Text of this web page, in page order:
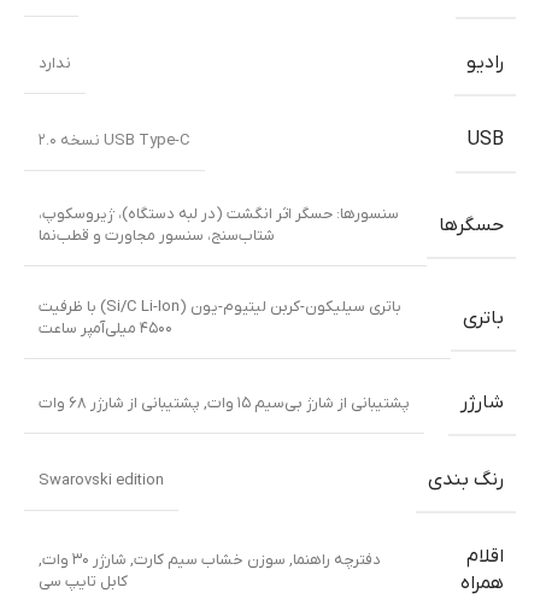
رادیو ندارد
USB USB Type-C نسخه ۲.۰
حسگرها
سنسورها: حسگر اثر انگشت (در لبه دستگاه)، ژیروسکوپ،
شتاب‌سنج، سنسور مجاورت و قطب‌نما
باتری
باتری سیلیکون-کربن لیتیوم-یون (Si/C Li-Ion) با ظرفیت
۴۵۰۰ میلی‌آمپر ساعت
شارژر پشتیبانی از شارژ بی‌سیم ۱۵ وات , پشتیبانی از شارژر ۶۸ وات
رنگ بندی Swarovski edition
اقلام
همراه
دفترچه راهنما, سوزن خشاب سیم کارت, شارژر ۳۰ وات
,
کابل تایپ سی